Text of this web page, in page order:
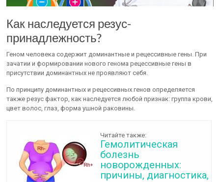
Как наследуется резус-
принадлежность?
Геном человека содержит доминантные и рецессивные гены. При
зачатии и формировании нового генома рецессивные гены в
присутствии доминантных не проявляют себя.
По принципу доминантных и рецессивных генов определяется
также резус фактор, как наследуется любой признак: группа крови,
цвет волос, глаз, форма ушной раковины.
Читайте также:
Гемолитическая
болезнь
новорожденных:
причины, диагностика,